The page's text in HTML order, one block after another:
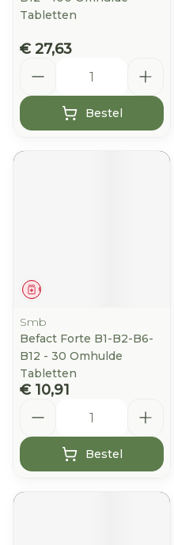
Tabletten
€ 27,63
Bestel
Geneesmiddel
Smb
Befact Forte B1-B2-B6-
B12 - 30 Omhulde
Tabletten
€ 10,91
Bestel